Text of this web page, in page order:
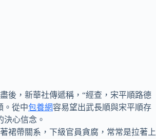
後，新華社傳遞稱，“經查，宋平順路德
。從中包養網容易望出武長順與宋平順存
心信念。
帶關系，下級官員貪腐，常常是拉著上